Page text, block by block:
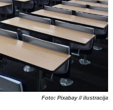
Foto: Pixabay // ilustracija